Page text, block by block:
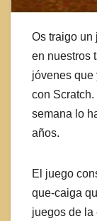
Os traigo un
en nuestros
jóvenes que
con
semana lo
años.
El juego
que-caiga
juegos de la